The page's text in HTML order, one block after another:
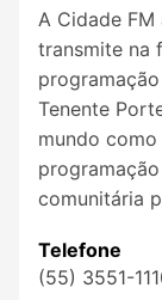
A Cidade
transmite na
Tenente
mundo
comunitária
Telefone
(55) 3551-